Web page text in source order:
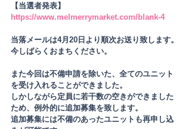
【当選者発表】
https://www.melmerrymarket.com/blank-4
当落メールは4月20日より順次お送り致します。
今しばらくおまちください。
また今回は不備申請を除いた、全てのユニット
を受け入れることができました。
しかしながら定員に若干数の空きができました
ため、例外的に追加募集を致します。
追加募集には不備のあったユニットも再申し込